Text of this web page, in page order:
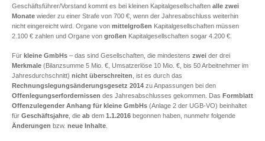
Geschäftsführer/Vorstand kommt es bei kleinen Kapitalgesellschaften alle zwei
Monate wieder zu einer Strafe von 700 €, wenn der Jahresabschluss weiterhin
nicht eingereicht wird. Organe von mittelgroßen Kapitalgesellschaften müssen
2.100 € zahlen und Organe von großen Kapitalgesellschaften sogar 4.200 €.
Für kleine GmbHs – das sind Gesellschaften, die mindestens zwei der drei
Merkmale (Bilanzsumme 5 Mio. €, Umsatzerlöse 10 Mio. €, bis 50 Arbeitnehmer im
Jahresdurchschnitt) nicht überschreiten , ist es durch das
Rechnungslegungsänderungsgesetz 2014 zu Anpassungen bei den
Offenlegungserfordernissen des Jahresabschlusses gekommen. Das Formblatt
Offenzulegender Anhang für kleine GmbHs (Anlage 2 der UGB-VO) beinhaltet
für Geschäftsjahre , die ab dem 1.1.2016 begonnen haben, nunmehr folgende
Änderungen bzw. neue Inhalte